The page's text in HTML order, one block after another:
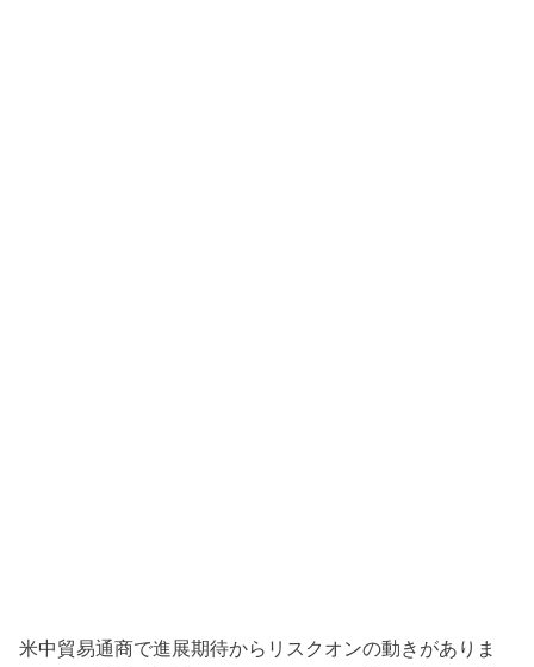
米中貿易通商で進展期待からリスクオンの動きがありま